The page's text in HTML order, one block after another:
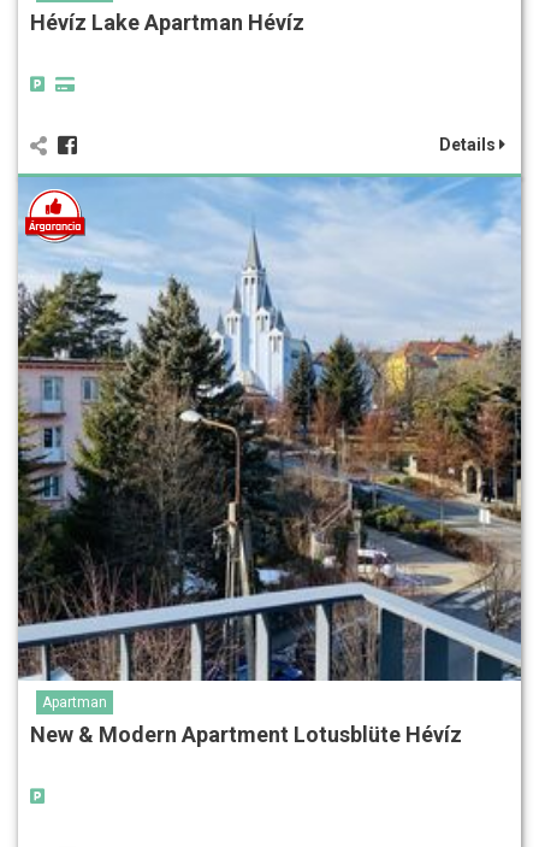
Hévíz Lake Apartman Hévíz
Details
Apartman
New & Modern Apartment Lotusblüte Hévíz